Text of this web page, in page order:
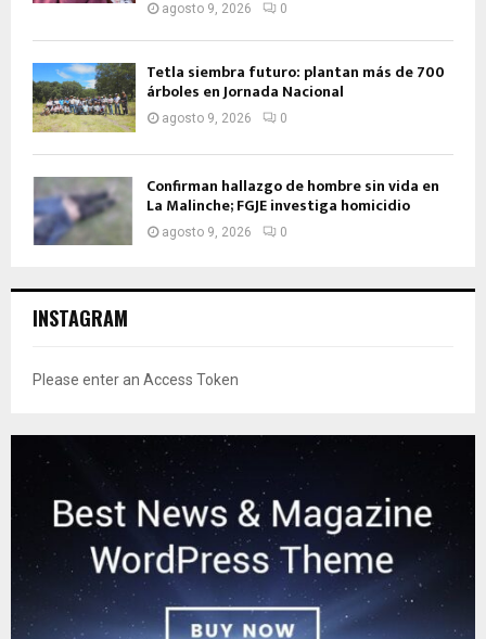
agosto 9, 2026 0
Tetla siembra futuro: plantan más de 700
árboles en Jornada Nacional
agosto 9, 2026 0
Confirman hallazgo de hombre sin vida en
La Malinche; FGJE investiga homicidio
agosto 9, 2026 0
INSTAGRAM
Please enter an Access Token